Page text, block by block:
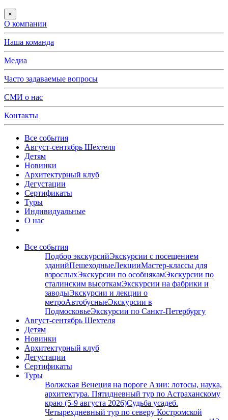
×
О компании
Наша команда
Медиа
Часто задаваемые вопросы
СМИ о нас
Контакты
Все события
Август-сентябрь Шехтеля
Детям
Новинки
Архитектурный клуб
Дегустации
Сертификаты
Туры
Индивидуальные
О нас
Все события
Подбор экскурсийЭкскурсии с посещением
зданийПешеходныеЛекцииМастер-классы для
взрослыхЭкскурсии по особнякамЭкскурсии по
сталинским высоткамЭкскурсии на фабрики и
заводыЭкскурсии и лекции о
метроАвтобусныеЭкскурсии в
ПодмосковьеЭкскурсии по Санкт-Петербургу
Август-сентябрь Шехтеля
Детям
Новинки
Архитектурный клуб
Дегустации
Сертификаты
Туры
Волжская Венеция на пороге Азии: лотосы, наука,
архитектура. Пятидневный тур по Астраханскому
краю (5-9 августа 2026)Судьба усадеб.
Четырехдневный тур по северу Костромской